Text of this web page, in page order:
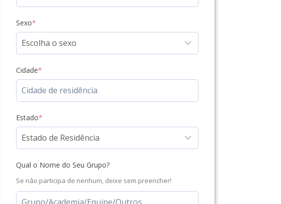
Sexo*
Cidade*
Estado*
Qual o Nome do Seu Grupo?
Se não participa de nenhum, deixe sem preencher!